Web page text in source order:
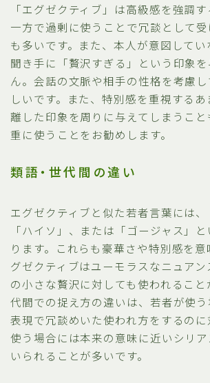
「エグゼクティブ」は高級感を強調す
一方で過剰に使うことで冗談として
も多いです。また、本人が意図してい
聞き手に「贅沢すぎる」という印象
ん。会話の文脈や相手の性格を考慮
しいです。また、特別感を重視する
離した印象を周りに与えてしまうこ
重に使うことをお勧めします。
類語・世代間の違い
エグゼクティブと似た若者言葉には
「ハイソ」、または「ゴージャス」
ります。これらも豪華さや特別感を
グゼクティブはユーモラスなニュア
の小さな贅沢に対しても使われること
代間での捉え方の違いは、若者が使
表現で冗談めいた使われ方をするの
使う場合には本来の意味に近いシリ
いられることが多いです。